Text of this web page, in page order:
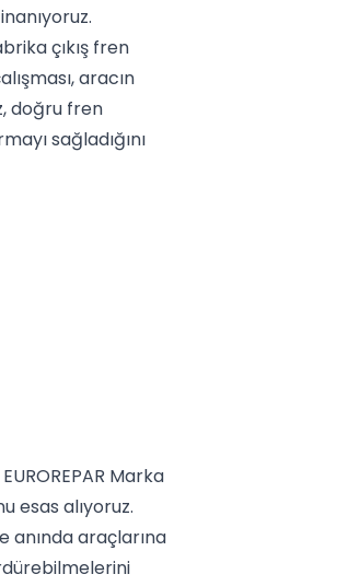
çıkış fren
aracın
doğru fren
sağladığını
Marka
esas alıyoruz.
anında araçlarına